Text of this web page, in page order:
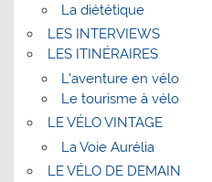
La diététique
LES INTERVIEWS
LES ITINÉRAIRES
L’aventure en vélo
Le tourisme à vélo
LE VÉLO VINTAGE
La Voie Aurélia
LE VÉLO DE DEMAIN